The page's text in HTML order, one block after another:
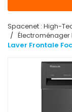
Spacenet : High-
Électroménager
Laver Frontale